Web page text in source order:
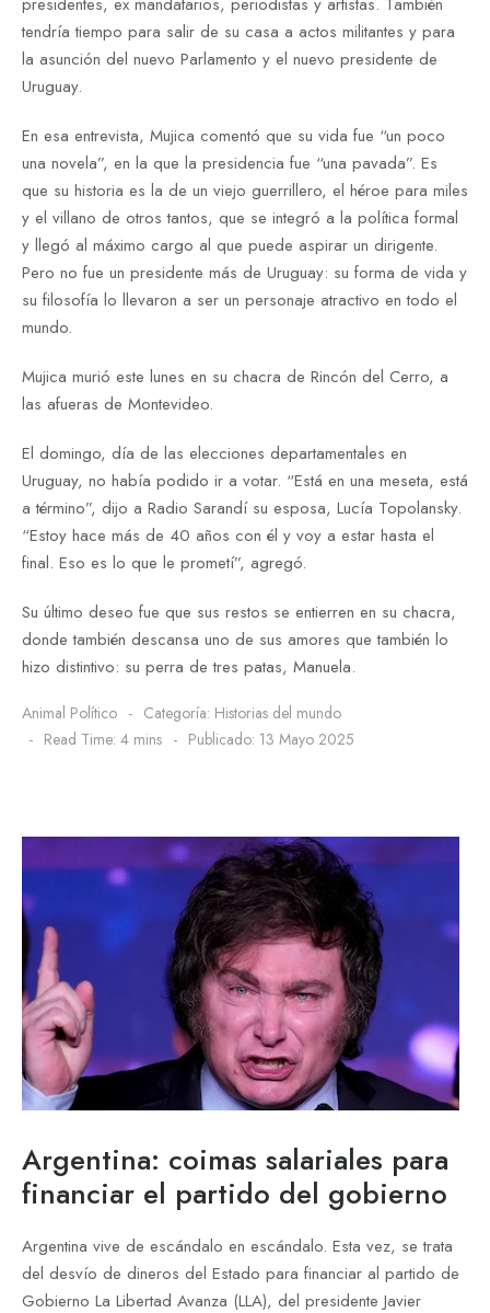
tendría tiempo para salir de su casa a actos militantes y para
la asunción del nuevo Parlamento y el nuevo presidente de
Uruguay.
En esa entrevista, Mujica comentó que su vida fue “un poco
una novela”, en la que la presidencia fue “una pavada”. Es
que su historia es la de un viejo guerrillero, el héroe para miles
y el villano de otros tantos, que se integró a la política formal
y llegó al máximo cargo al que puede aspirar un dirigente.
Pero no fue un presidente más de Uruguay: su forma de vida y
su filosofía lo llevaron a ser un personaje atractivo en todo el
mundo.
Mujica murió este lunes en su chacra de Rincón del Cerro, a
las afueras de Montevideo.
El domingo, día de las elecciones departamentales en
Uruguay, no había podido ir a votar. “Está en una meseta, está
a término”, dijo a Radio Sarandí su esposa, Lucía Topolansky.
“Estoy hace más de 40 años con él y voy a estar hasta el
final. Eso es lo que le prometí”, agregó.
Su último deseo fue que sus restos se entierren en su chacra,
donde también descansa uno de sus amores que también lo
hizo distintivo: su perra de tres patas, Manuela.
Animal Político Categoría: Historias del mundo
Read Time: 4 mins
Publicado: 13 Mayo 2025
Argentina: coimas salariales para
financiar el partido del gobierno
Argentina vive de escándalo en escándalo. Esta vez, se trata
del desvío de dineros del Estado para financiar al partido de
Gobierno La Libertad Avanza (LLA), del presidente Javier